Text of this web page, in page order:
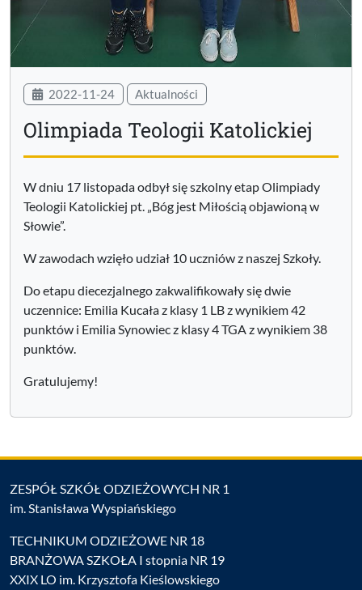
2022-11-24 Aktualności
Olimpiada Teologii Katolickiej
W dniu 17 listopada odbył się szkolny etap Olimpiady
Teologii Katolickiej pt. „Bóg jest Miłością objawioną w
Słowie”.
W zawodach wzięło udział 10 uczniów z naszej Szkoły.
Do etapu diecezjalnego zakwalifikowały się dwie
uczennice: Emilia Kucała z klasy 1 LB z wynikiem 42
punktów i Emilia Synowiec z klasy 4 TGA z wynikiem 38
punktów.
Gratulujemy!
ZESPÓŁ SZKÓŁ ODZIEŻOWYCH NR 1
im. Stanisława Wyspiańskiego
TECHNIKUM ODZIEŻOWE NR 18
BRANŻOWA SZKOŁA I stopnia NR 19
XXIX LO im. Krzysztofa Kieślowskiego